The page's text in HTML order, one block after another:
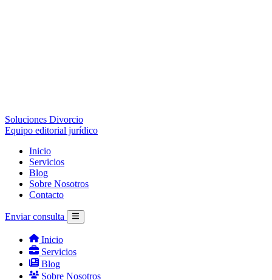
Soluciones Divorcio
Equipo editorial jurídico
Inicio
Servicios
Blog
Sobre Nosotros
Contacto
Enviar consulta
Inicio
Servicios
Blog
Sobre Nosotros